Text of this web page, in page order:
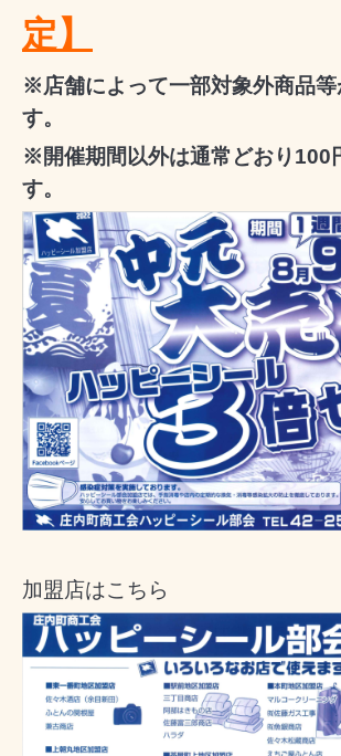
定】
※店舗によって一部対象外商品等
す。
※開催期間以外は通常どおり100
す。
加盟店はこちら